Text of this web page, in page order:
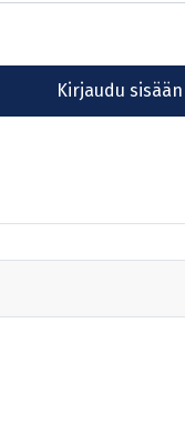
Kirjaudu sisään